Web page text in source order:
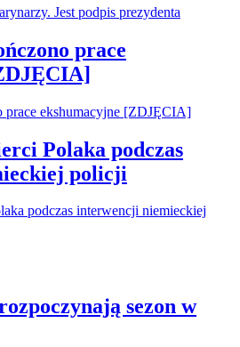
prace
Polaka podczas
policji
sezon w